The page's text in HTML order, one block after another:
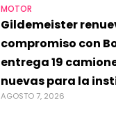
MOTOR
Gildemeister
compromiso con
entrega 19
nuevas para la
AGOSTO 7, 2026